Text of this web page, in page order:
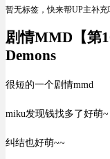
暂无标签，快来帮UP主补充
剧情MMD【第
Demons
很短的一个剧情mmd
miku发现钱找多了好萌~
纠结也好萌~~